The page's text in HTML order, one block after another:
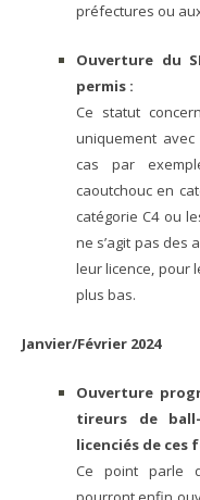
préfectures ou
Ouverture du
permis :
Ce statut
uniquement
cas par
caoutchouc en
catégorie C4 ou
ne s’agit pas des
leur licence, pour
plus bas.
Janvier/Février 2024
Ouverture
tireurs de
licenciés de ces
Ce point parle